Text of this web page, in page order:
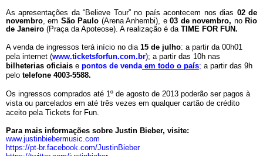
As apresentações da “Believe Tour” no país acontecem nos dias 02 de
novembro , em São Paulo (Arena Anhembi), e03 de novembro, noRio
de Janeiro (Praça da Apoteose). A realização é da TIME FOR FUN.
A venda de ingressos terá início no dia 15 de julho: a partir da 00h01
pela internet (www.ticketsforfun.com.br); a partir das 10h nas
bilheterias oficiais e pontos de venda em todo o país; a partir das 9h
pelo telefone 4003-5588.
Os ingressos comprados até 1º de agosto de 2013 poderão ser pagos à
vista ou parcelados em até três vezes em qualquer cartão de crédito
aceito pela Tickets for Fun.
Para mais informações sobre Justin Bieber, visite:
www.justinbiebermusic.com
https://pt-br.facebook.com/JustinBieber